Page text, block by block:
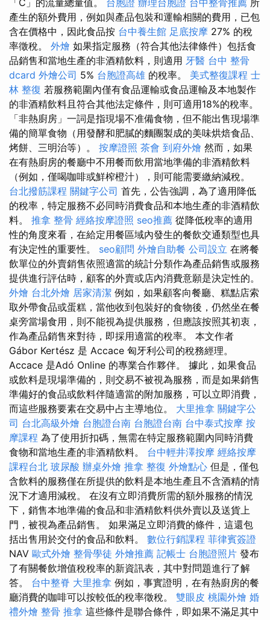
「C」的流量總量值。 台胞證 辦理台胞證 台中整骨推薦 所
產生的額外費用，例如與產品包裝和運輸相關的費用，已包
含在價格中，因此食品按 台中養生館 足底按摩 27% 的稅
率徵稅。 外燴 如果指定服務（符合其他法律條件）包括食
品銷售和當地生產的非酒精飲料，則適用 牙醫 台中 整骨
dcard 外燴公司 5% 台胞證高雄 的稅率。 美式整復課程 士
林 整復 若服務範圍內僅有食品運輸或食品運輸及本地製作
的非酒精飲料且符合其他法定條件，則可適用18%的稅率。
「非熱廚房」一詞是指現場不准備食物，但不能出售現場準
備的簡單食物（用發酵和肥膩的麵團製成的美味烘焙食品、
烤餅、三明治等）。 按摩證照 茶會 到府外燴 然而，如果
在有熱廚房的餐廳中不用餐而飲用當地準備的非酒精飲料
（例如，僅喝咖啡或鮮榨橙汁），則可能需要繳納減稅。
台北撥筋課程 關鍵字公司 首先，公告強調，為了適用降低
的稅率，特定服務不必同時消費食品和本地生產的非酒精飲
料。 推拿 整骨 經絡按摩證照 seo推薦 從降低稅率的適用
性的角度來看，在給定用餐區域內發生的餐飲交通類型也具
有決定性的重要性。 seo顧問 外燴自助餐 公司設立 在將餐
飲單位的外賣銷售依照適當的統計分類作為產品銷售或服務
提供進行評估時，顧客的外賣或店內消費意願是決定性的。
外燴 台北外燴 居家清潔 例如，如果顧客向餐廳、糕點店索
取外帶食品或蛋糕，當他收到包裝好的食物後，仍然坐在餐
桌旁當場食用，則不能視為提供服務，但應該按照其初衷，
作為產品銷售來對待，即採用適當的稅率。 本文作者
Gábor Kertész 是 Accace 匈牙利公司的稅務經理。
Accace 是Adó Online 的專業合作夥伴。 據此，如果食品
或飲料是現場準備的，則交易不被視為服務，而是如果銷售
準備好的食品或飲料伴隨適當的附加服務，可以立即消費，
而這些服務要素在交易中占主導地位。 大里推拿 關鍵字公
司 台北高級外燴 台胞證台南 台胞證台南 台中泰式按摩 按
摩課程 為了使用折扣碼，無需在特定服務範圍內同時消費
食物和當地生產的非酒精飲料。 台中輕井澤按摩 經絡按摩
課程台北 玻尿酸 辦桌外燴 推拿 整復 外燴點心 但是，僅包
含飲料的服務僅在所提供的飲料是本地生產且不含酒精的情
況下才適用減稅。 在沒有立即消費所需的額外服務的情況
下，銷售本地準備的食品和非酒精飲料供外賣以及送貨上
門，被視為產品銷售。 如果滿足立即消費的條件，這還包
括出售用於交付的食品和飲料。 數位行銷課程 菲律賓簽證
NAV 歐式外燴 整骨學徒 外燴推薦 記帳士 台胞證照片 發布
了有關餐飲增值稅稅率的新資訊表，其中對問題進行了解
答。 台中整脊 大里推拿 例如，事實證明，在有熱廚房的餐
廳消費的咖啡可以按較低的稅率徵稅。 雙眼皮 桃園外燴 婚
禮外燴 整骨 推拿 這些條件是聯合條件，即如果不滿足其中